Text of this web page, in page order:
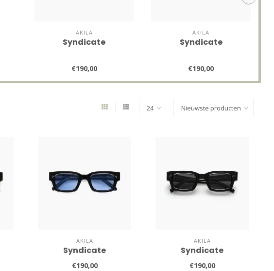
AKILA
Syndicate
€190,00
AKILA
Syndicate
€190,00
AKILA
Syndicate
€190,00
AKILA
Syndicate
€190,00